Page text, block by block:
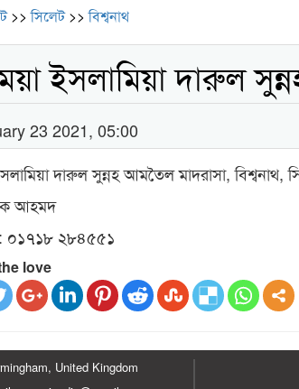
>>সিলেট>>বিশ্বনাথ
ইসলামিয়া দারুল
23 2021, 05:00
দারুল সুন্নহ আমতৈল মাদরাসা, বিশ্বনাথ,
আহমদ
০১৭১৮ ২৮৪৫৫১
love
United Kingdom